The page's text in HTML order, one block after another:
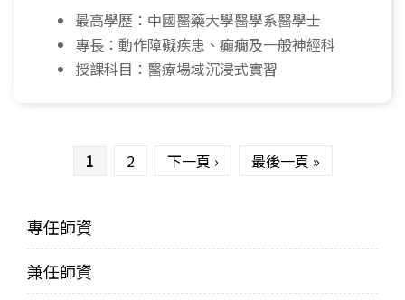
最高學歷：中國醫藥大學醫學系醫學士
專長：動作障礙疾患、癲癇及一般神經科
授課科目：醫療場域沉浸式實習
1 2 下一頁 › 最後一頁 »
專任師資
兼任師資